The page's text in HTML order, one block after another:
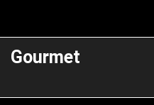
Gourmet